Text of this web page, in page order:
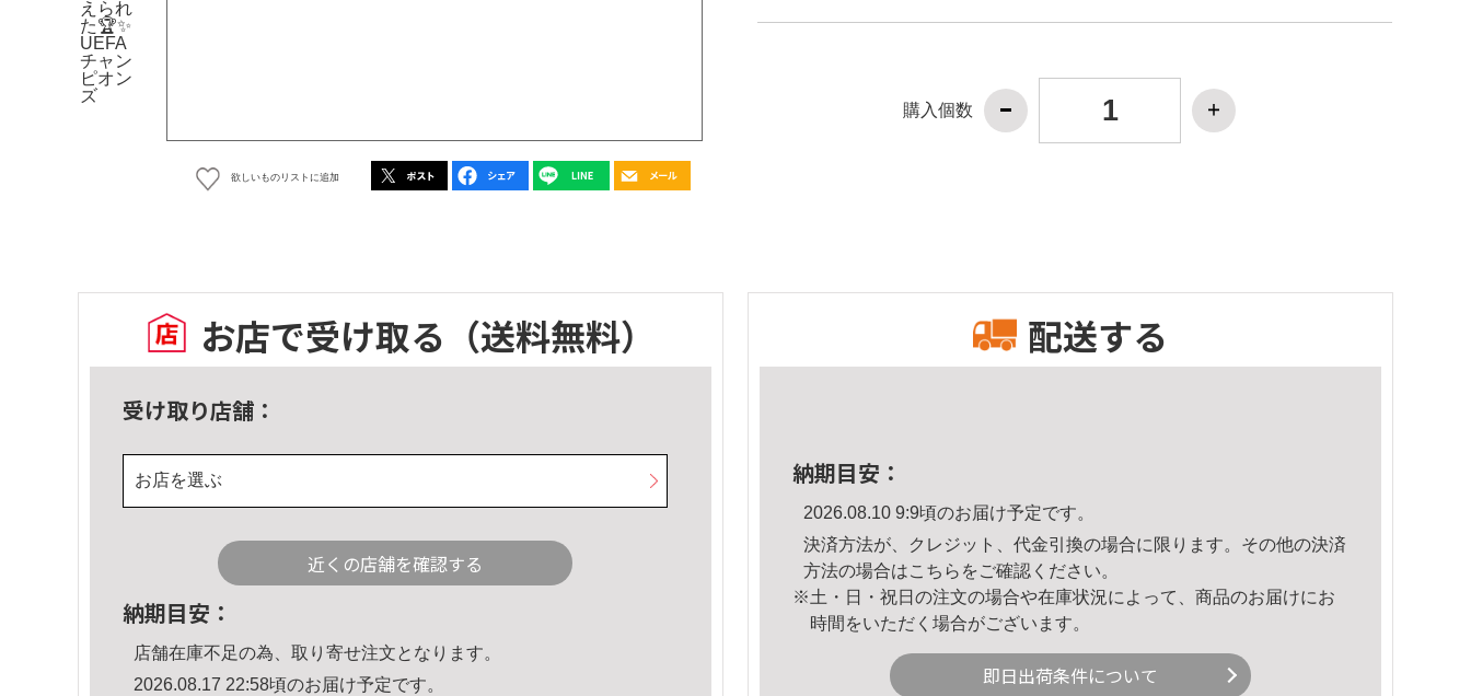
欲しいものリストに追加
購入個数
お店で受け取る （送料無料）
受け取り店舗：
お店を選ぶ
近くの店舗を確認する
納期目安：
店舗在庫不足の為、取り寄せ注文となります。
2026.08.17 22:58頃のお届け予定です。
配送する
納期目安：
2026.08.10 9:9頃のお届け予定です。
決済方法が、クレジット、代金引換の場合に限ります。その他の決済
方法の場合はこちら をご確認ください。
※土・日・祝日の注文の場合や在庫状況によって、商品のお届けにお
時間をいただく場合がございます。
即日出荷条件について